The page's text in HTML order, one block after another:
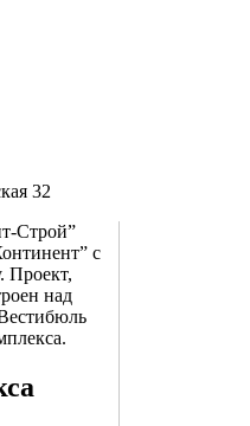
32
Строй”
с
Проект,
над